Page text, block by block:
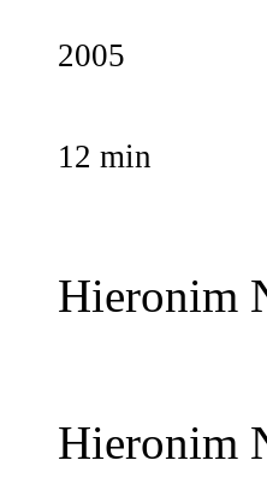
2005
12 min
Hieronim
Hieronim